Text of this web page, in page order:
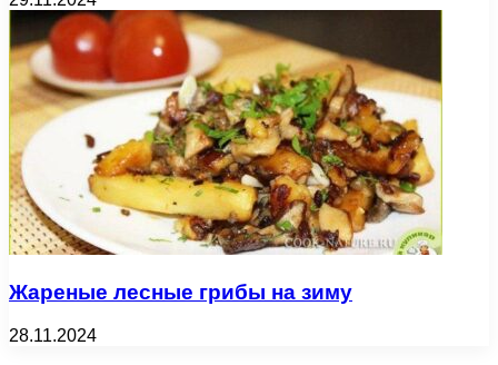
Жареные лесные грибы на зиму
28.11.2024